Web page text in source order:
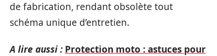
de fabrication, rendant obsolète tout
schéma unique d’entretien.
A lire aussi : Protection moto : astuces pour